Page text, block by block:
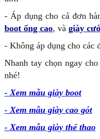
- Áp dụng cho cả đơn
boot ống cao, và giày
- Không áp dụng cho các
Nhanh tay chọn ngay
nhé!
-Xem mẫu giày boot
-Xem mẫu giày cao gót
-Xem mẫu giày thể thao